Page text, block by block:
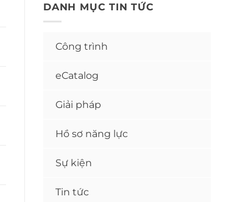
DANH MỤC TIN TỨC
Công trình
eCatalog
Giải pháp
Hồ sơ năng lực
Sự kiện
Tin tức